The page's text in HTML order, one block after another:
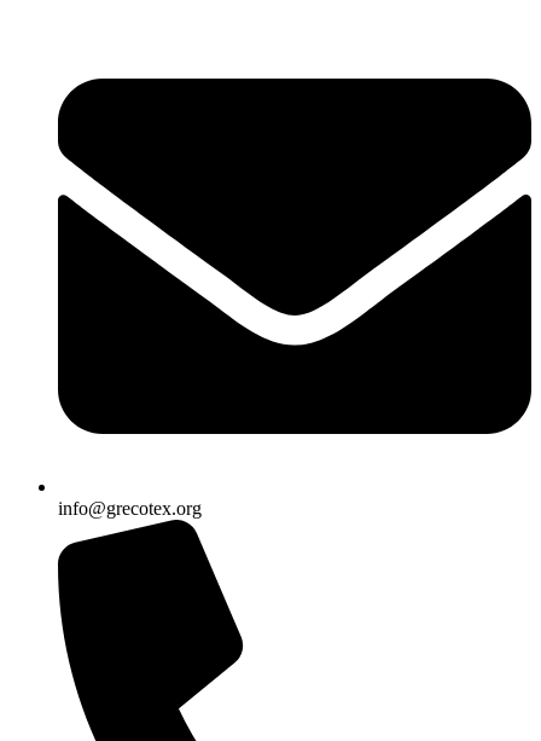
info@grecotex.org